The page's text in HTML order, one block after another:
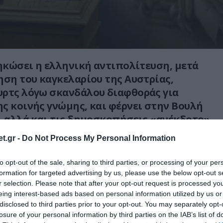
- Do Not Process My Personal Information
opt-out of the sale, sharing to third parties, or processing of your
for targeted advertising by us, please use the below opt-out
selection. Please note that after your opt-out request is processed
interest-based ads based on personal information utilized by us
to third parties prior to your opt-out. You may separately
of your personal information by third parties on the IAB’s list of
η ελληνική αντιπολίτευση, μετά
του καγκελαρίου της Αυστρίας,
λόγω σκανδάλου διαφθοράς για
κοινής γνώμης, και φέρνει στην Βουλή
αλλά και τις δημοσκοπήσεις «ανέκδοτο»
τον τελευταίο καιρό.
Ομάδα του ζητά τη σύσταση
για τα 42 εκατ. ευρώ που
ΜΜΕ μέσω απευθείας αναθέσεων και
όπως καταγγέλλουν.